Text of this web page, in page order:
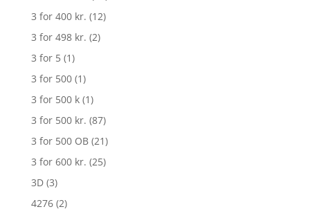
3 for 400 kr. (12)
3 for 498 kr. (2)
3 for 5 (1)
3 for 500 (1)
3 for 500 k (1)
3 for 500 kr. (87)
3 for 500 OB (21)
3 for 600 kr. (25)
3D (3)
4276 (2)